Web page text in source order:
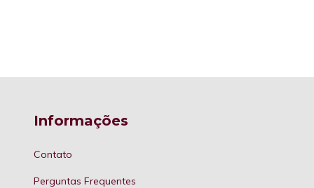
Informações
Contato
Perguntas Frequentes